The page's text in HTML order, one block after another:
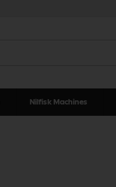
Nilfisk Machines